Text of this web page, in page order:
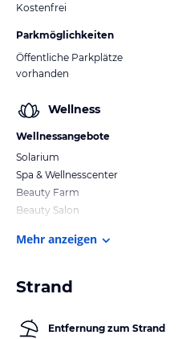
Kostenfrei
Parkmöglichkeiten
Öffentliche Parkplätze
vorhanden
Wellness
Wellnessangebote
Solarium
Spa & Wellnesscenter
Beauty Farm
Beauty Salon
Mehr anzeigen
Strand
Entfernung zum Strand